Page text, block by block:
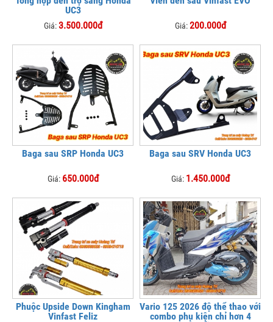
UC3
Giá:3.500.000đ Giá:200.000đ
Baga sau SRP Honda UC3
Giá: 650.000đ
Baga sau SRV Honda UC3
Giá: 1.450.000đ
Phuộc Upside Down Kingham
Vinfast Feliz
Vario 125 2026 độ thể thao với
combo phụ kiện chỉ hơn 4